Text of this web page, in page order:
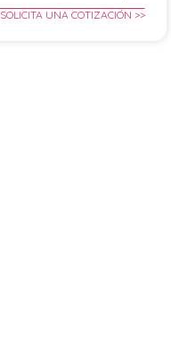
SOLICITA UNA COTIZACIÓN >>